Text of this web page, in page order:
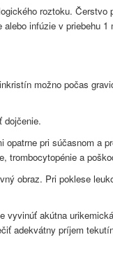
roztoku.
infúzie v priebehu 1
možno počas
dojčenie.
opatrne pri súčasnom a
trombocytopénie a
obraz. Pri poklese
vyvinúť akútna
adekvátny príjem